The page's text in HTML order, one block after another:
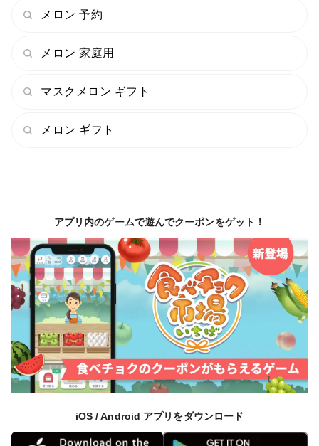
メロン 予約
メロン 家庭用
マスクメロン ギフト
メロン ギフト
アプリ内のゲームで遊んでクーポンをゲット！
iOS / Android アプリをダウンロード